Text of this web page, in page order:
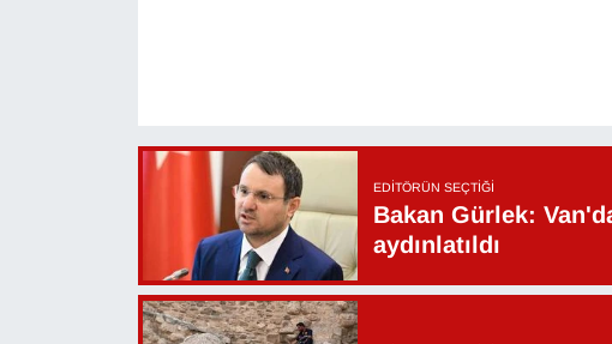
EDITÖRÜN SEÇTIĞI
Bakan Gürlek:
aydınlatıldı